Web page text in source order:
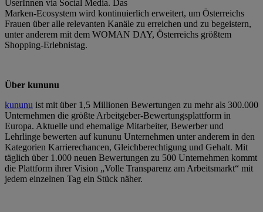
UserInnen via Social Media. Das
Marken-Ecosystem wird kontinuierlich erweitert, um Österreichs
Frauen über alle relevanten Kanäle zu erreichen und zu begeistern,
unter anderem mit dem WOMAN DAY, Österreichs größtem
Shopping-Erlebnistag.
Über kununu
kununu ist mit über 1,5 Millionen Bewertungen zu mehr als 300.000
Unternehmen die größte Arbeitgeber-Bewertungsplattform in
Europa. Aktuelle und ehemalige Mitarbeiter, Bewerber und
Lehrlinge bewerten auf kununu Unternehmen unter anderem in den
Kategorien Karrierechancen, Gleichberechtigung und Gehalt. Mit
täglich über 1.000 neuen Bewertungen zu 500 Unternehmen kommt
die Plattform ihrer Vision „Volle Transparenz am Arbeitsmarkt“ mit
jedem einzelnen Tag ein Stück näher.